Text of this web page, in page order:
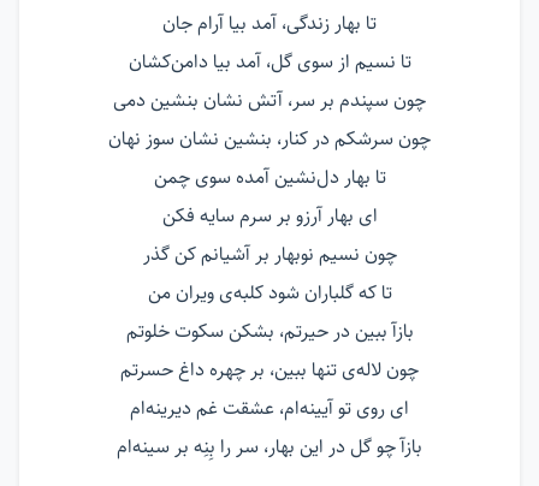
تا بهار زندگی، آمد بیا آرام جان
تا نسیم از سوی گل، آمد بیا دامن‌کشان
چون سپندم بر سر، آتش‌ نشان بنشین دمی
چون سرشکم در کنار، بنشین نشان سوز نهان
تا بهار دل‌نشین آمده سوی چمن
ای بهار آرزو بر سرم سایه فکن
چون نسیم نوبهار بر آشیانم کن گذر
تا که گلباران شود کلبه‌ی ویران من
بازآ ببین در حیرتم، بشکن سکوت خلوتم
چون لاله‌ی تنها ببین، بر چهره داغ حسرتم
ای روی تو آیینه‌ام، عشقت غم دیرینه‌ام
بازآ چو گل در این بهار، سر را بِنِه بر سینه‌ام